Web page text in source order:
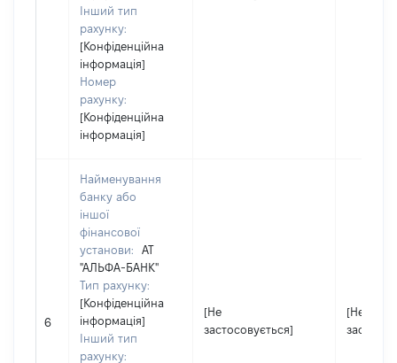
Інший тип
рахунку:
[Конфіденційна
інформація]
Номер
рахунку:
[Конфіденційна
інформація]
6
Найменування
банку або
іншої
фінансової
установи:
АТ
"АЛЬФА-БАНК"
Тип рахунку:
[Конфіденційна
інформація]
Інший тип
рахунку:
[Не
застосовується]
[Не